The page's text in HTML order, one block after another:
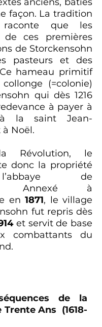
façon. La tradition
raconte que les
de ces premières
de Storckensohn
pasteurs et des
hameau primitif
(=colonie)
qui dès 1216
à payer à
à la saint Jean-
Noël.
Révolution, le
donc la propriété
de
Annexé à
en 1871, le village
fut repris dès
et servit de base
combattants du
de la
Trente Ans (1618-